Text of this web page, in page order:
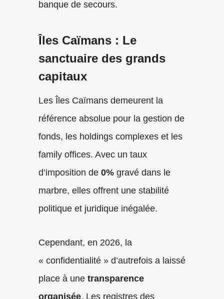
banque de secours.
Îles Caïmans : Le
sanctuaire des grands
capitaux
Les Îles Caïmans demeurent la
référence absolue pour la gestion de
fonds, les holdings complexes et les
family offices. Avec un taux
d’imposition de 0%gravé dans le
marbre, elles offrent une stabilité
politique et juridique inégalée.
Cependant, en 2026, la
« confidentialité » d’autrefois a laissé
place à une transparence
organisée. Les registres des